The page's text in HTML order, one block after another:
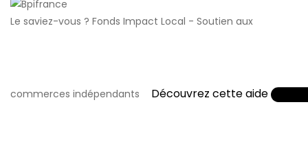
Le saviez-vous ? Fonds Impact Local - Soutien aux
commerces indépendants Découvrez cette aide